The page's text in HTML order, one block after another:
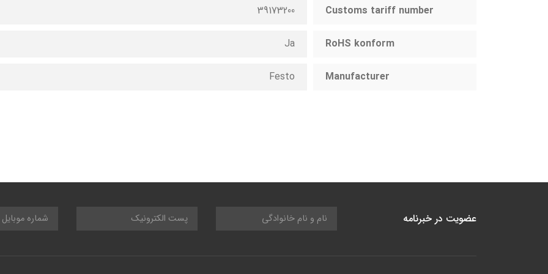
Customs tariff number
39173200
RoHS konform
Ja
Manufacturer
Festo
عضویت در خبرنامه